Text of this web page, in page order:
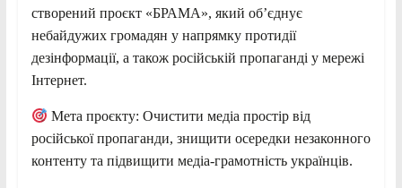
створений проєкт «БРАМА», який обʼєднує
небайдужих громадян у напрямку протидії
дезінформації, а також російській пропаганді у мережі
Інтернет.
Мета проєкту: Очистити медіа простір від
російської пропаганди, знищити осередки незаконного
контенту та підвищити медіа-грамотність українців.